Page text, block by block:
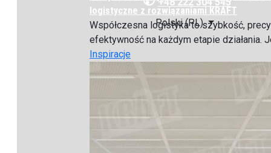
logistyczne z rozwiązaniami KRAFT
Współczesna logistyka to szybkość,
efektywność na każdym etapie działania.
Inspiracje
Polski (PL)